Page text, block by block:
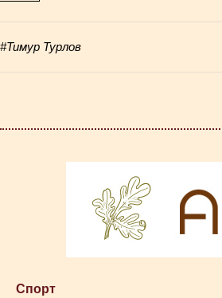
#Тимур Турлов
Cпорт